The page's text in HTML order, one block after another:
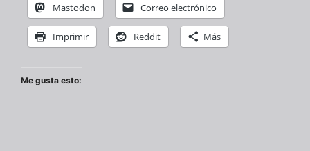
Mastodon Correo electrónico
Imprimir Reddit Más
Me gusta esto: